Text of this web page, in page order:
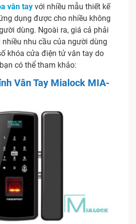
vân tay với nhiều mẫu thiết kế
dụng được cho nhiều không
dùng. Ngoài ra, giá cả phải
nhu cầu của người dùng
khóa cửa điện tử vân tay do
có thể tham khảo:
Vân Tay Mialock MIA-